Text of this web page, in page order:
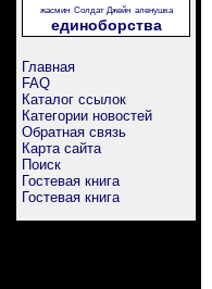
жасмин Солдат Джейн аленушка
единоборства
Главная
FAQ
Каталог ссылок
Категории новостей
Обратная связь
Карта сайта
Поиск
Гостевая книга
Гостевая книга